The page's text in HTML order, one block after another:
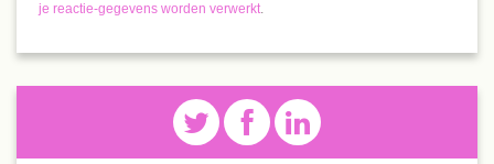
je reactie-gegevens worden verwerkt.